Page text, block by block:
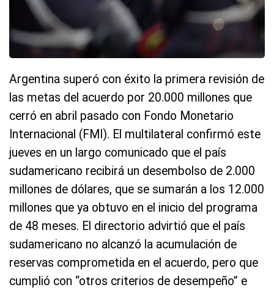
Argentina superó con éxito la primera revisión de
las metas del acuerdo por 20.000 millones que
cerró en abril pasado con Fondo Monetario
Internacional (FMI). El multilateral confirmó este
jueves en un largo comunicado que el país
sudamericano recibirá un desembolso de 2.000
millones de dólares, que se sumarán a los 12.000
millones que ya obtuvo en el inicio del programa
de 48 meses. El directorio advirtió que el país
sudamericano no alcanzó la acumulación de
reservas comprometida en el acuerdo, pero que
cumplió con “otros criterios de desempeño” e